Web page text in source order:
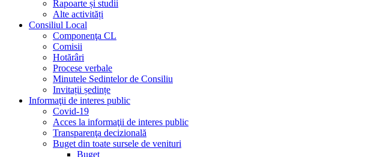
Rapoarte și studii
Alte activități
Consiliul Local
Componenţa CL
Comisii
Hotărâri
Procese verbale
Minutele Sedintelor de Consiliu
Invitații ședințe
Informaţii de interes public
Covid-19
Acces la informaţii de interes public
Transparenţa decizională
Buget din toate sursele de venituri
Buget